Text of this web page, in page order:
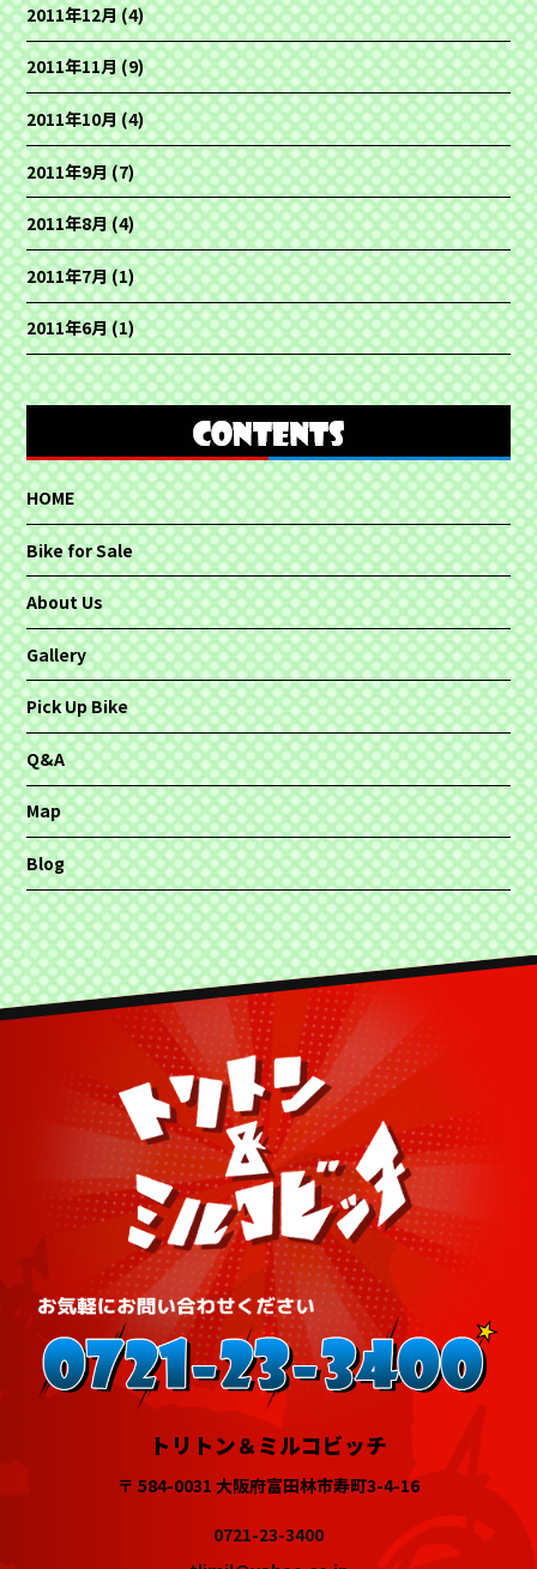
2011年12月(4)
2011年11月(9)
2011年10月(4)
2011年9月(7)
2011年8月(4)
2011年7月(1)
2011年6月(1)
HOME
Bike for Sale
About Us
Gallery
Pick Up Bike
Q&A
Map
Blog
トリトン＆ミルコビッチ
〒 584-0031 大阪府富田林市寿町3-4-16
0721-23-3400